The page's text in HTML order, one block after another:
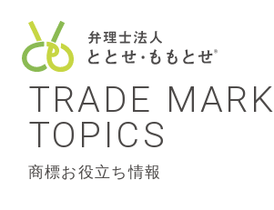
TRADE MARK
TOPICS
商標お役立ち情報